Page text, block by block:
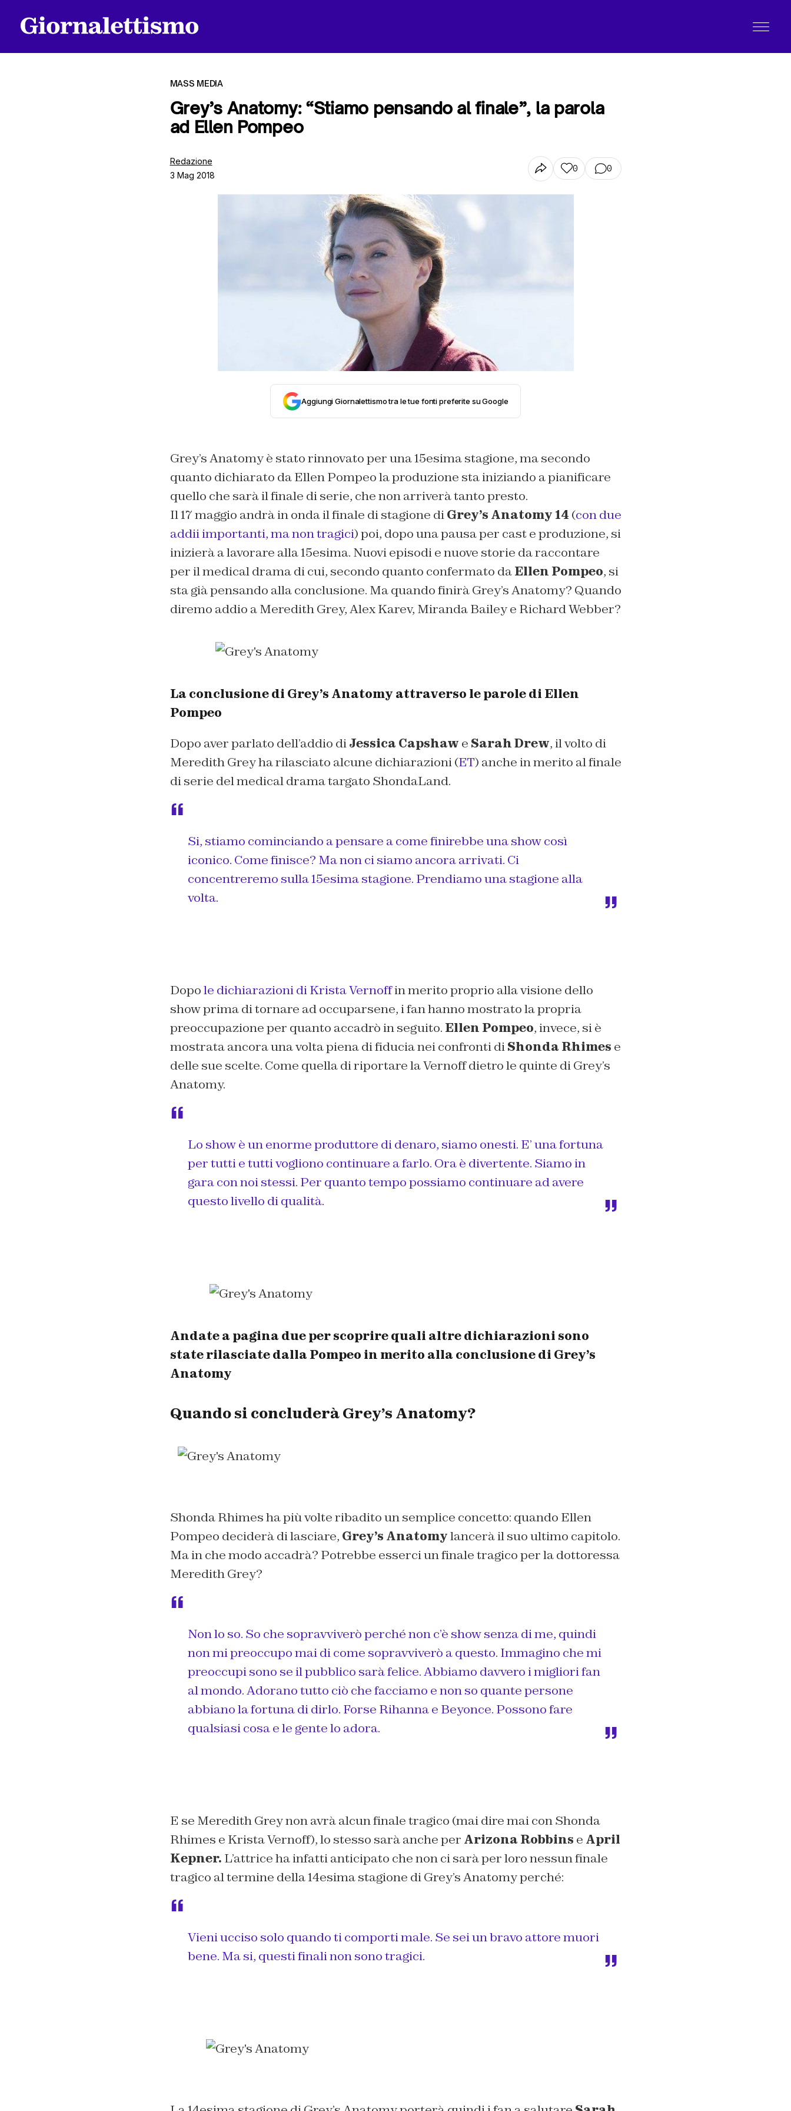
MASS MEDIA
Grey’s Anatomy: “Stiamo pensando al finale”, la parola
ad Ellen Pompeo
Redazione
3 Mag 2018
0 0
Aggiungi Giornalettismo tra le tue fonti preferite su Google
Grey’s Anatomy è stato rinnovato per una 15esima stagione, ma secondo
quanto dichiarato da Ellen Pompeo la produzione sta iniziando a pianificare
quello che sarà il finale di serie, che non arriverà tanto presto.
Il 17 maggio andrà in onda il finale di stagione diGrey’s Anatomy 14 (con due
addii importanti, ma non tragici) poi, dopo una pausa per cast e produzione, si
inizierà a lavorare alla 15esima. Nuovi episodi e nuove storie da raccontare
per il medical drama di cui, secondo quanto confermato daEllen Pompeo, si
sta già pensando alla conclusione. Ma quando finirà Grey’s Anatomy? Quando
diremo addio a Meredith Grey, Alex Karev, Miranda Bailey e Richard Webber?
La conclusione di Grey’s Anatomy attraverso le parole di Ellen
Pompeo
Dopo aver parlato dell’addio diJessica Capshaw e Sarah Drew, il volto di
Meredith Grey ha rilasciato alcune dichiarazioni (ET) anche in merito al finale
di serie del medical drama targato ShondaLand.
Si, stiamo cominciando a pensare a come finirebbe una show così
iconico. Come finisce? Ma non ci siamo ancora arrivati. Ci
concentreremo sulla 15esima stagione. Prendiamo una stagione alla
volta.
Dopole dichiarazioni di Krista Vernoffin merito proprio alla visione dello
show prima di tornare ad occuparsene, i fan hanno mostrato la propria
preoccupazione per quanto accadrò in seguito. Ellen Pompeo, invece, si è
mostrata ancora una volta piena di fiducia nei confronti diShonda Rhimes e
delle sue scelte. Come quella di riportare la Vernoff dietro le quinte di Grey’s
Anatomy.
Lo show è un enorme produttore di denaro, siamo onesti. E’ una fortuna
per tutti e tutti vogliono continuare a farlo. Ora è divertente. Siamo in
gara con noi stessi. Per quanto tempo possiamo continuare ad avere
questo livello di qualità.
Andate a pagina due per scoprire quali altre dichiarazioni sono
state rilasciate dalla Pompeo in merito alla conclusione di Grey’s
Anatomy
Quando si concluderà Grey’s Anatomy?
Shonda Rhimes ha più volte ribadito un semplice concetto: quando Ellen
Pompeo deciderà di lasciare, Grey’s Anatomylancerà il suo ultimo capitolo.
Ma in che modo accadrà? Potrebbe esserci un finale tragico per la dottoressa
Meredith Grey?
Non lo so. So che sopravviverò perché non c’è show senza di me, quindi
non mi preoccupo mai di come sopravviverò a questo. Immagino che mi
preoccupi sono se il pubblico sarà felice. Abbiamo davvero i migliori fan
al mondo. Adorano tutto ciò che facciamo e non so quante persone
abbiano la fortuna di dirlo. Forse Rihanna e Beyonce. Possono fare
qualsiasi cosa e le gente lo adora.
E se Meredith Grey non avrà alcun finale tragico (mai dire mai con Shonda
Rhimes e Krista Vernoff), lo stesso sarà anche per Arizona Robbins e April
Kepner. L’attrice ha infatti anticipato che non ci sarà per loro nessun finale
tragico al termine della 14esima stagione di Grey’s Anatomy perché:
Vieni ucciso solo quando ti comporti male. Se sei un bravo attore muori
bene. Ma si, questi finali non sono tragici.